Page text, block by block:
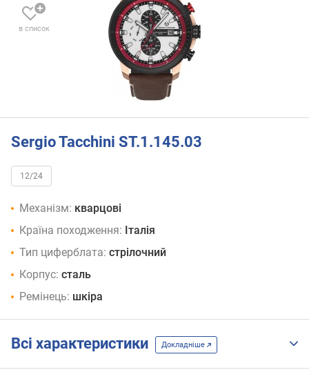
в список
Sergio Tacchini ST.1.145.03
12/24
Механізм: кварцові
Країна походження: Італія
Тип циферблата: стрілочний
Корпус: сталь
Ремінець: шкіра
Всі характеристики Докладніше